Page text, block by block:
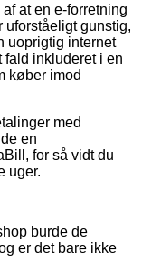
at en e-forretning
uforståeligt gunstig,
uoprigtig internet
fald inkluderet i en
køber imod
med
en
for så vidt du
uger.
burde de
er det bare ikke